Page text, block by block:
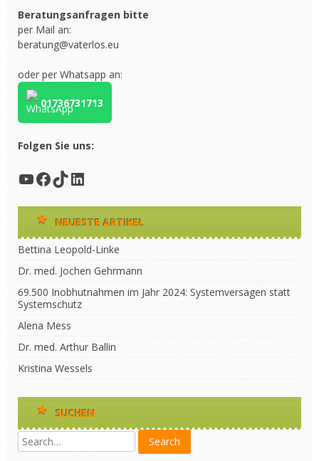
Beratungsanfragen bitte
per Mail an:
beratung@vaterlos.eu
oder per Whatsapp an:
01736731713
Folgen Sie uns:
YouTube
Facebook
TikTok
LinkedIn
NEUESTE ARTIKEL
Bettina Leopold-Linke
Dr. med. Jochen Gehrmann
69.500 Inobhutnahmen im Jahr 2024: Systemversagen statt
Systemschutz
Alena Mess
Dr. med. Arthur Ballin
Kristina Wessels
SUCHEN